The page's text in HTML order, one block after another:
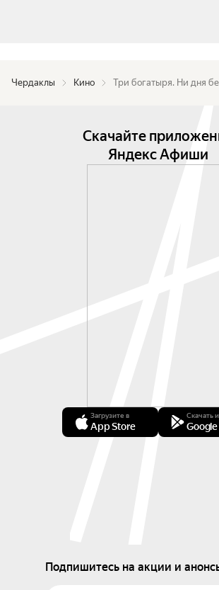
Чердаклы Кино Три богатыря. Ни дня
Скачайте
Яндекс Афиши
Загрузите в
App Store
Скачать
Подпишитесь на акции и